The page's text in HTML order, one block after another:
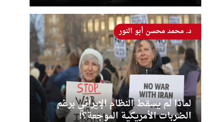
لماذا لم يسقط النظام الإيراني برغم
الضربات الأمريكية الموجعة؟!
د. محمد محسن أبو النور